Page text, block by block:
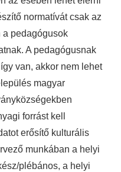
normatívát csak az
a pedagógusok
A pedagógusnak
van, akkor nem lehet
magyar
forrást kell
erősítő kulturális
munkában a helyi
plébános, a helyi